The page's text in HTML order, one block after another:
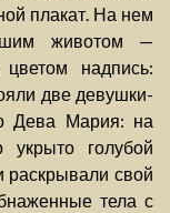
плакат. На нем
животом —
надпись:
две девушки-
Дева Мария: на
голубой
раскрывали свой
тела с